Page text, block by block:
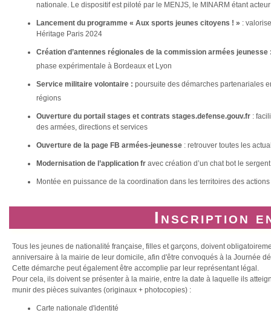
nationale. Le dispositif est piloté par le MENJS, le MINARM étant
Lancement du programme « Aux sports jeunes citoyens ! » :
Héritage Paris 2024
Création d’antennes régionales de la commission armées jeunesse
phase expérimentale à Bordeaux et Lyon
Service militaire volontaire : poursuite des démarches partenariales
régions
Ouverture du portail stages et contrats stages.defense.gouv.fr :
des armées, directions et services
Ouverture de la page FB armées-jeunesse : retrouver toutes les
Modernisation de l’application fr avec création d’un chat bot le
Montée en puissance de la coordination dans les territoires des
Inscription
Tous les jeunes de nationalité française, filles et garçons, doivent
anniversaire à la mairie de leur domicile, afin d'être convoqués à la Journée
Cette démarche peut également être accomplie par leur représentant légal.
Pour cela, ils doivent se présenter à la mairie, entre la date à laquelle ils
munir des pièces suivantes (originaux + photocopies) :
Carte nationale d'identité